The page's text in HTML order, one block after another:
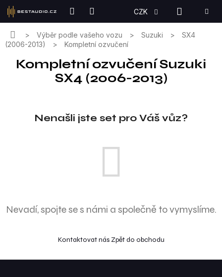
Přejít
obsah
CZK
KOŠÍK
DomůVýběr podle vašeho vozu Suzuki
SX4
(2006-2013)
Kompletní ozvučení
Kompletní ozvučení Suzuki
SX4 (2006-2013)
Nenašli jste set pro Váš vůz?
Nevadí, spojte se s námi a společně to vymyslíme.
Kontaktovat nás Zpět do obchodu
Z